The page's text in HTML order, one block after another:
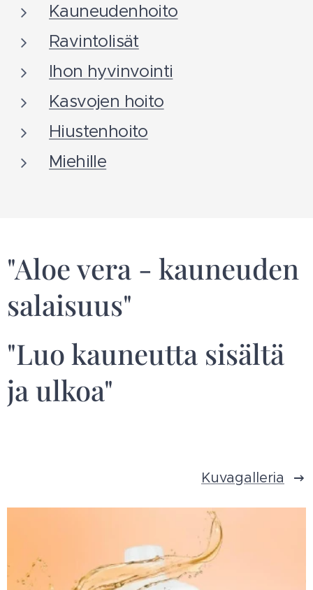
Kauneudenhoito
Ravintolisät
Ihon hyvinvointi
Kasvojen hoito
Hiustenhoito
Miehille
"Aloe vera - kauneuden
salaisuus"
"Luo kauneutta sisältä
ja ulkoa"
Kuvagalleria